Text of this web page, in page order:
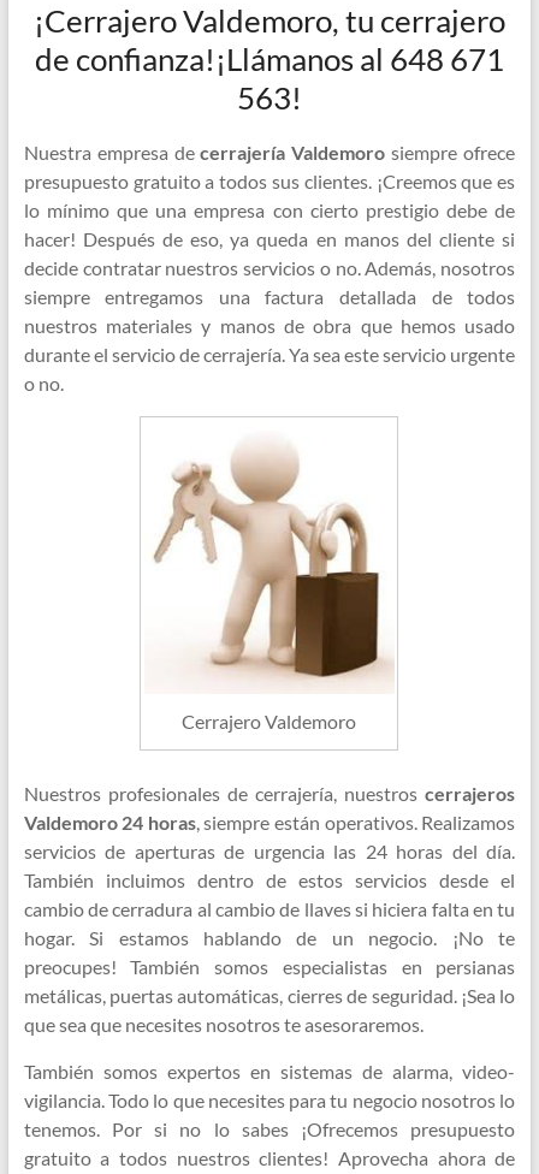
¡Cerrajero Valdemoro, tu cerrajero
de confianza!¡Llámanos al 648 671
563!
Nuestra empresa decerrajería Valdemoro siempre ofrece
presupuesto gratuito a todos sus clientes. ¡Creemos que es
lo mínimo que una empresa con cierto prestigio debe de
hacer! Después de eso, ya queda en manos del cliente si
decide contratar nuestros servicios o no. Además, nosotros
siempre entregamos una factura detallada de todos
nuestros materiales y manos de obra que hemos usado
durante el servicio de cerrajería. Ya sea este servicio urgente
o no.
Cerrajero Valdemoro
Nuestros profesionales de cerrajería, nuestros cerrajeros
Valdemoro 24 horas, siempre están operativos. Realizamos
servicios de aperturas de urgencia las 24 horas del día.
También incluimos dentro de estos servicios desde el
cambio de cerradura al cambio de llaves si hiciera falta en tu
hogar. Si estamos hablando de un negocio. ¡No te
preocupes! También somos especialistas en persianas
metálicas, puertas automáticas, cierres de seguridad. ¡Sea lo
que sea que necesites nosotros te asesoraremos.
También somos expertos en sistemas de alarma, video-
vigilancia. Todo lo que necesites para tu negocio nosotros lo
tenemos. Por si no lo sabes ¡Ofrecemos presupuesto
gratuito a todos nuestros clientes! Aprovecha ahora de